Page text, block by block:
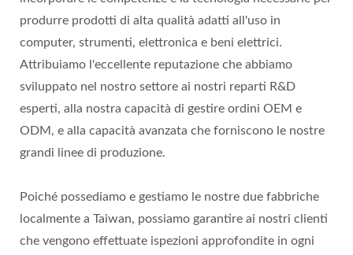
produrre prodotti di alta qualità adatti all'uso in
computer, strumenti, elettronica e beni elettrici.
Attribuiamo l'eccellente reputazione che abbiamo
sviluppato nel nostro settore ai nostri reparti R&D
esperti, alla nostra capacità di gestire ordini OEM e
ODM, e alla capacità avanzata che forniscono le nostre
grandi linee di produzione.
Poiché possediamo e gestiamo le nostre due fabbriche
localmente a Taiwan, possiamo garantire ai nostri clienti
che vengono effettuate ispezioni approfondite in ogni